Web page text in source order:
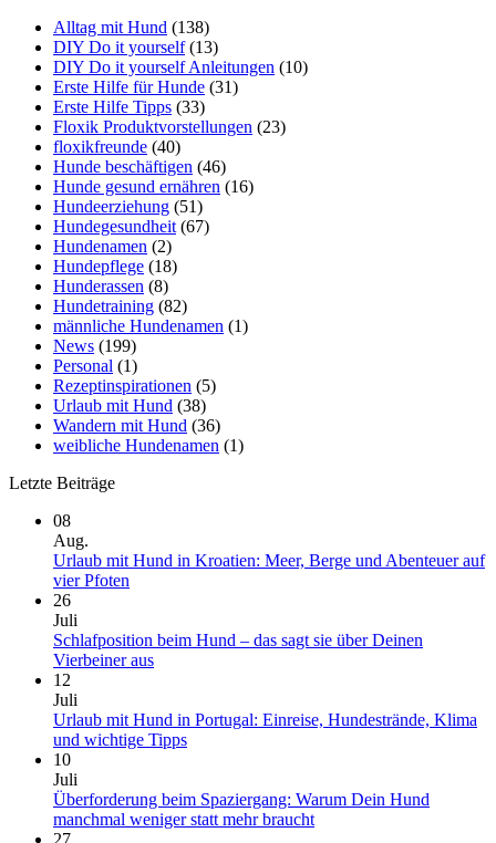
Alltag mit Hund (138)
DIY Do it yourself(13)
DIY Do it yourself Anleitungen (10)
Erste Hilfe für Hunde (31)
Erste Hilfe Tipps (33)
Floxik Produktvorstellungen (23)
floxikfreunde (40)
Hunde beschäftigen (46)
Hunde gesund ernähren (16)
Hundeerziehung (51)
Hundegesundheit (67)
Hundenamen (2)
Hundepflege (18)
Hunderassen (8)
Hundetraining (82)
männliche Hundenamen (1)
News (199)
Personal (1)
Rezeptinspirationen (5)
Urlaub mit Hund (38)
Wandern mit Hund (36)
weibliche Hundenamen (1)
Letzte Beiträge
08
Aug.
Urlaub mit Hund in Kroatien: Meer, Berge und Abenteuer auf
vier Pfoten
Urlaub
mit
Kroatien:
Meer,
Abenteuer
auf
26
Juli
Schlafposition beim Hund – das sagt sie über Deinen
Vierbeiner ausKeine
Schlafposition
beim
das
sagt
12
Juli
Urlaub mit Hund in Portugal: Einreise, Hundestrände, Klima
und wichtige TippsKeine
Urlaub
mit
10
Juli
Überforderung beim Spaziergang: Warum Dein Hund
manchmal weniger statt mehr brauchtKeine
27